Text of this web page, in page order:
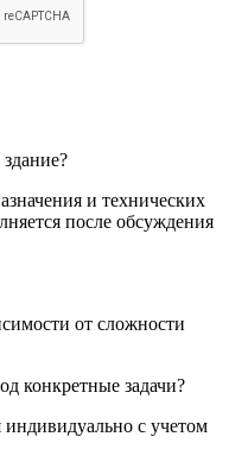
и технических
после обсуждения
от сложности
конкретные задачи?
с учетом